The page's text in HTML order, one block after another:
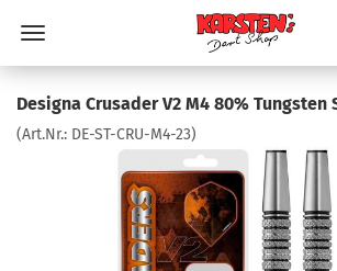
Designa Crusader V2 M4 80% Tungsten
(Art.Nr.: DE-ST-CRU-M4-23)